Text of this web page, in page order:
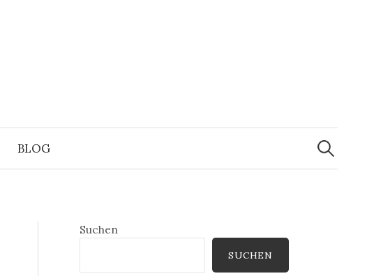
BLOG
Suchen
nach:
Suchen
SUCHEN